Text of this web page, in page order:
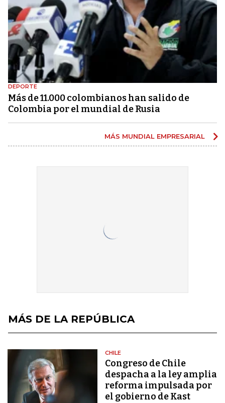
DEPORTE
Más de 11.000 colombianos han salido de
Colombia por el mundial de Rusia
MÁS MUNDIAL EMPRESARIAL
MÁS DE LA REPÚBLICA
CHILE
Congreso de Chile
despacha a la ley amplia
reforma impulsada por
el gobierno de Kast